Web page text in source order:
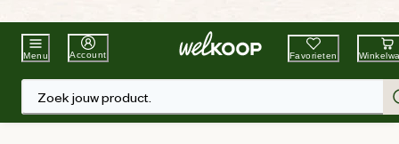
Beste WinkelketenTuin & Dier
Menu Account Favorieten
Zoek jouw product.